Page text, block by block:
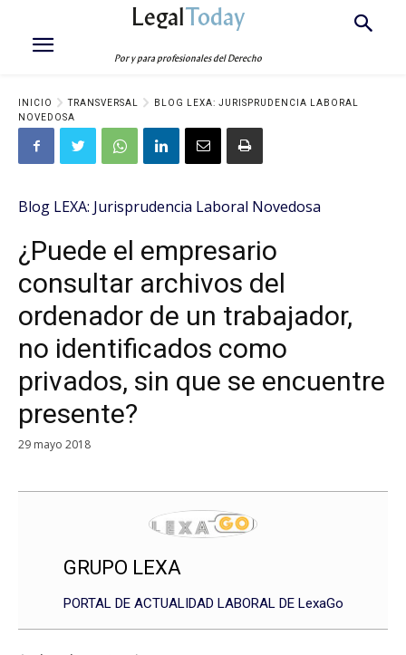
LegalToday
Por y para profesionales del Derecho
INICIO TRANSVERSAL
BLOG LEXA: JURISPRUDENCIA LABORAL
NOVEDOSA
Blog LEXA: Jurisprudencia Laboral Novedosa
¿Puede el empresario
consultar archivos del
ordenador de un trabajador,
no identificados como
privados, sin que se encuentre
presente?
29 mayo 2018
GRUPO LEXA
PORTAL DE ACTUALIDAD LABORAL DE LexaGo